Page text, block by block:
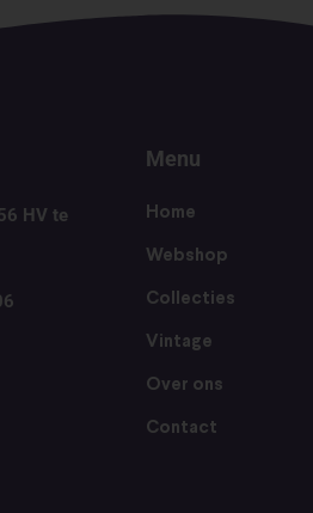
HV te
Menu
Home
Webshop
Collecties
Vintage
Over ons
Contact